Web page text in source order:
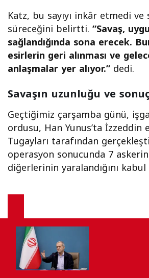
Katz, bu sayıyı inkâr etmedi ve
süreceğini belirtti.“Savaş,
sağlandığında sona erecek.
esirlerin geri alınması ve
anlaşmalar yer alıyor.” dedi.
Savaşın uzunluğu ve
Geçtiğimiz çarşamba günü,
ordusu, Han Yunus’ta İzzeddin
Tugayları tarafından
operasyon sonucunda 7
diğerlerinin yaralandığını